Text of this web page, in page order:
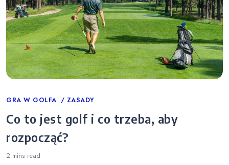
Categories
GRA W GOLFA ZASADY
Co to jest golf i co trzeba, aby
rozpocząć?
2 mins read